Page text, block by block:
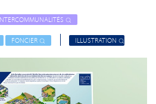
FONCIER ILLUSTRATION